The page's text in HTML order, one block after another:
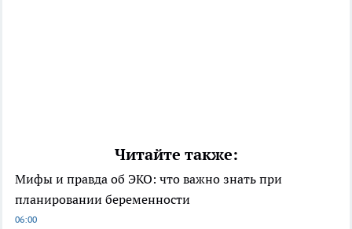
Читайте также:
Мифы и правда об ЭКО: что важно знать при
планировании беременности
06:00